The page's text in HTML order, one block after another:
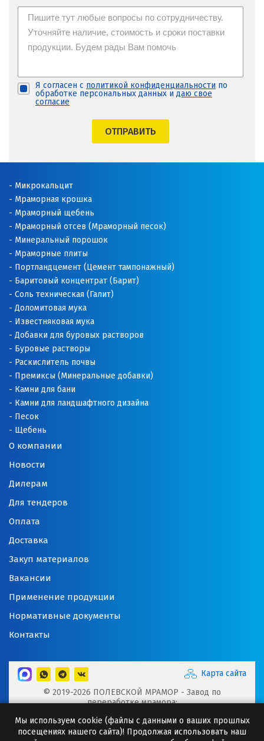
Я согласен с политикой конфиденциальности по
обработке персональных данных и даю свое
согласие
ОТПРАВИТЬ
О компании
Новости
Дилерам
Для тендеров
Оплата
Доставка
Закуп материалов
Вакансии
Применение продукции
Нормативные документы
Контакты
Микрокальцит
Мраморная крошка
Мраморный щебень
Мраморный отсев (Мраморный песок)
Минеральный порошок
Мраморные плиты
Портландцемент (Цемент тампонажный)
Баритовый концентрат (Барит)
Соль техническая (Галит)
Доломитовая мука
Известняковая мука
Добавки для буровых растворов
Буровые растворы
Раскислитель почвы
Премиксы (Минеральные добавки)
Камни для бани
Камни для ландшафтного дизайна
Песок
Щебень
Карта сайта
© 2019-2026 ПОЛЕВСКОЙ МРАМОР - Завод по
переработке мрамора:
Минеральные порошки, Добавки для буровых растворов
Мы используем cookie (файлы с данными о ваших прошлых
посещениях нашего сайта)! Продолжая использовать наш